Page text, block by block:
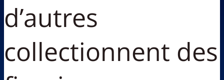
d’autres
collectionnent des